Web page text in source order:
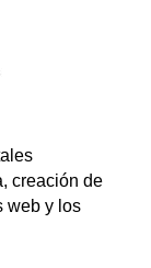
creación de
web y los